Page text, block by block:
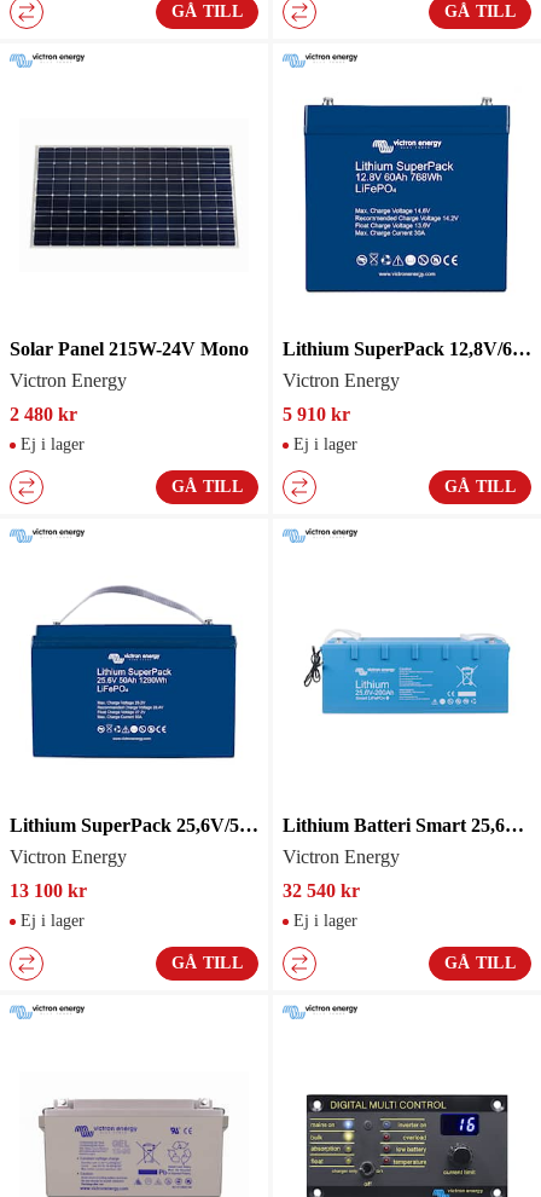
GÅ TILL GÅ TILL
Solar Panel 215W-24V Mono
Victron Energy
2 480 kr
Ej i lager
GÅ TILL
Lithium SuperPack 12,8V/60Ah
Victron Energy
5 910 kr
Ej i lager
GÅ TILL
Lithium SuperPack 25,6V/50Ah
Victron Energy
13 100 kr
Ej i lager
GÅ TILL
Lithium Batteri Smart 25,6V/200Ah
Victron Energy
32 540 kr
Ej i lager
GÅ TILL